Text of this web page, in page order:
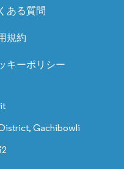
ある質問
規約
キーポリシー
Gachibowli